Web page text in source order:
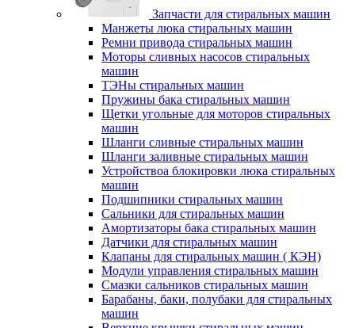
Запчасти для стиральных машин
Манжеты люка стиральных машин
Ремни привода стиральных машин
Моторы сливных насосов стиральных
машин
ТЭНы стиральных машин
Пружины бака стиральных машин
Щетки угольные для моторов стиральных
машин
Шланги сливные стиральных машин
Шланги заливные стиральных машин
Устройствоа блокировки люка стиральных
машин
Подшипники стиральных машин
Сальники для стиральных машин
Амортизаторы бака стиральных машин
Датчики для стиральных машин
Клапаны для стиральных машин ( КЭН)
Модули управления стиральных машин
Смазки сальников стиральных машин
Барабаны, баки, полубаки для стиральных
машин